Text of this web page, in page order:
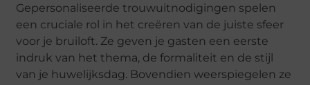
Gepersonaliseerde trouwuitnodigingen spelen
een cruciale rol in het creëren van de juiste sfeer
voor je bruiloft. Ze geven je gasten een eerste
indruk van het thema, de formaliteit en de stijl
van je huwelijksdag. Bovendien weerspiegelen ze